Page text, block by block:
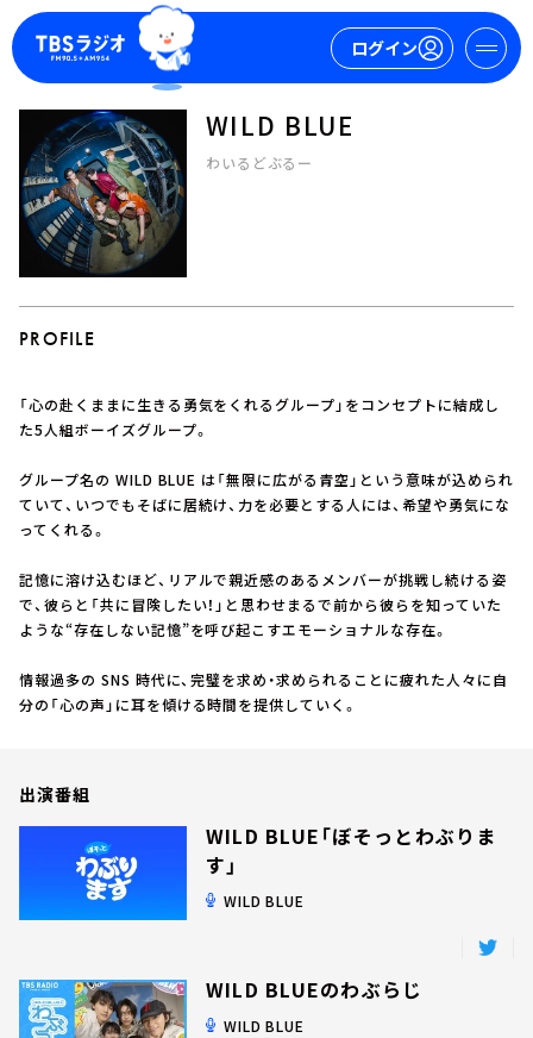
ログイン
マイページ
ログイン
今日の番組表
トピックス
TBS Podcast
お知らせ
イベント・グッズ
YouTube
会社情報
WILD BLUE
わいるどぶるー
PROFILE
「心の赴くままに生きる勇気をくれるグループ」をコンセプトに結成し
た5人組ボーイズグループ。
グループ名の WILD BLUE は「無限に広がる⻘空」という意味が込められ
ていて、いつでもそばに居続け、力を必要とする人には、希望や勇気にな
ってくれる。
記憶に溶け込むほど、リアルで親近感のあるメンバーが挑戦し続ける姿
で、彼らと「共に冒険したい！」と思わせまるで前から彼らを知っていた
ような“存在しない記憶”を呼び起こすエモーショナルな存在。
情報過多の SNS 時代に、完璧を求め・求められることに疲れた人々に自
分の「心の声」に耳を傾ける時間を提供していく。
出演番組
WILD BLUE「ぼそっとわぶりま
す」
WILD BLUE
WILD BLUEのわぶらじ
WILD BLUE